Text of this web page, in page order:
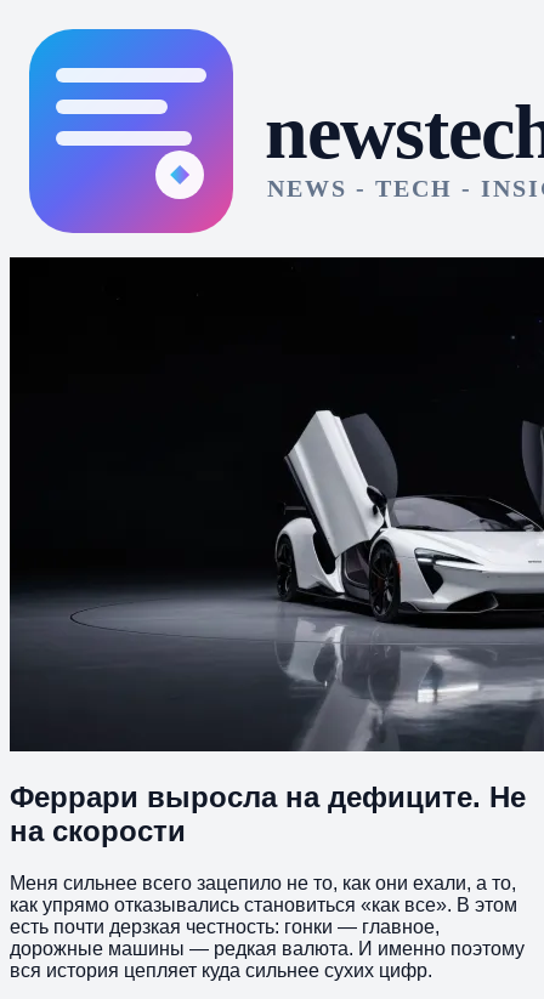
Феррари выросла на дефиците. Не
на скорости
Меня сильнее всего зацепило не то, как они ехали, а то,
как упрямо отказывались становиться «как все». В этом
есть почти дерзкая честность: гонки — главное,
дорожные машины — редкая валюта. И именно поэтому
вся история цепляет куда сильнее сухих цифр.